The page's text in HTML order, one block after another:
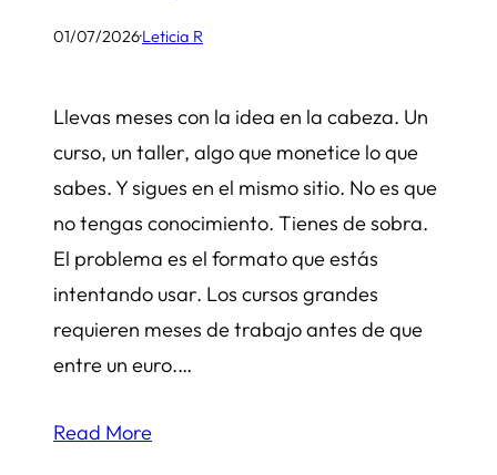
01/07/2026·Leticia R
Llevas meses con la idea en la cabeza. Un
curso, un taller, algo que monetice lo que
sabes. Y sigues en el mismo sitio. No es que
no tengas conocimiento. Tienes de sobra.
El problema es el formato que estás
intentando usar. Los cursos grandes
requieren meses de trabajo antes de que
entre un euro.…
Read More